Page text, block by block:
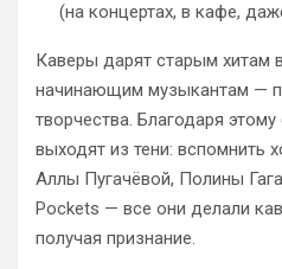
(на концертах, в кафе,
Каверы дарят старым хитам
начинающим музыкантам —
творчества. Благодаря
выходят из тени: вспомнить
Аллы Пугачёвой, Полины
Pockets — все они делали
получая признание.